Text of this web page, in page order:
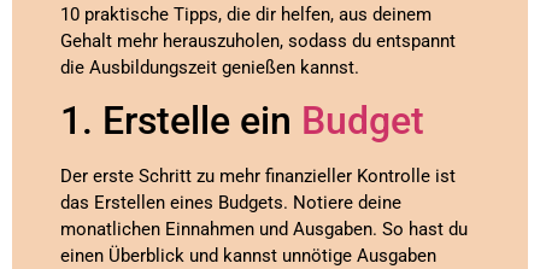
10 praktische Tipps, die dir helfen, aus deinem
Gehalt mehr herauszuholen, sodass du entspannt
die Ausbildungszeit genießen kannst.
1. Erstelle ein Budget
Der erste Schritt zu mehr finanzieller Kontrolle ist
das Erstellen eines Budgets. Notiere deine
monatlichen Einnahmen und Ausgaben. So hast du
einen Überblick und kannst unnötige Ausgaben